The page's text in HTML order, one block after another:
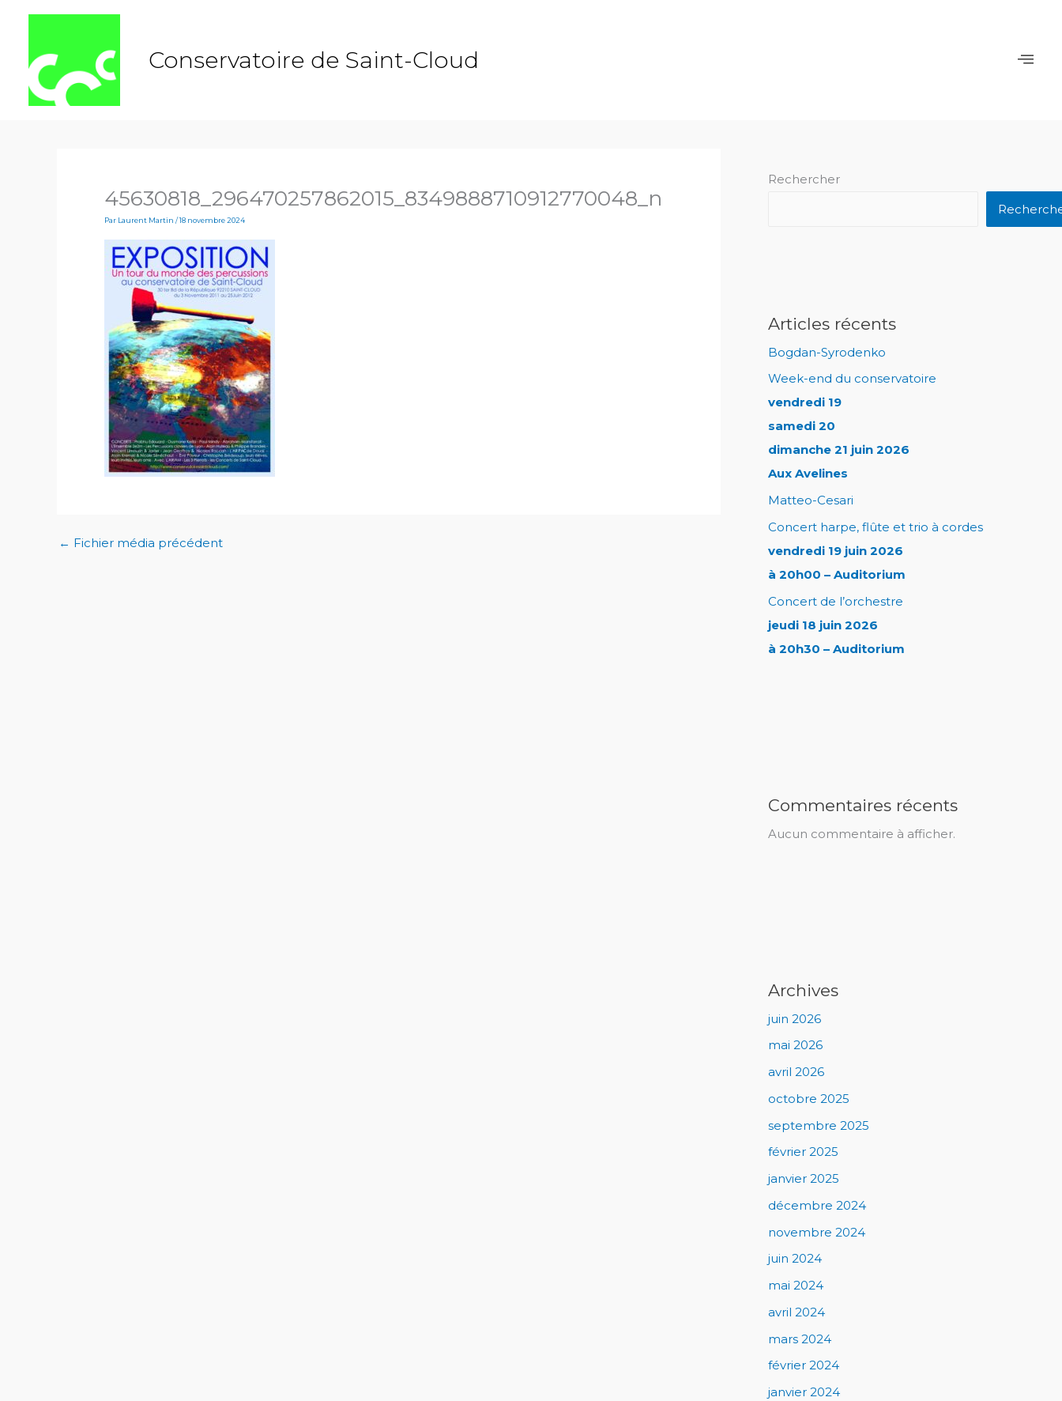
Conservatoire de Saint-Cloud
45630818_296470257862015_8349888710912770048_n
Par Laurent Martin/18 novembre 2024
← Fichier média précédent
Rechercher
Articles récents
Bogdan-Syrodenko
Week-end du conservatoire
vendredi 19
samedi 20
dimanche 21 juin 2026
Aux Avelines
Matteo-Cesari
Concert harpe, flûte et trio à cordes
vendredi 19 juin 2026
à 20h00 – Auditorium
Concert de l’orchestre
jeudi 18 juin 2026
à 20h30 – Auditorium
Commentaires récents
Aucun commentaire à afficher.
Archives
juin 2026
mai 2026
avril 2026
octobre 2025
septembre 2025
février 2025
janvier 2025
décembre 2024
novembre 2024
juin 2024
mai 2024
avril 2024
mars 2024
février 2024
janvier 2024